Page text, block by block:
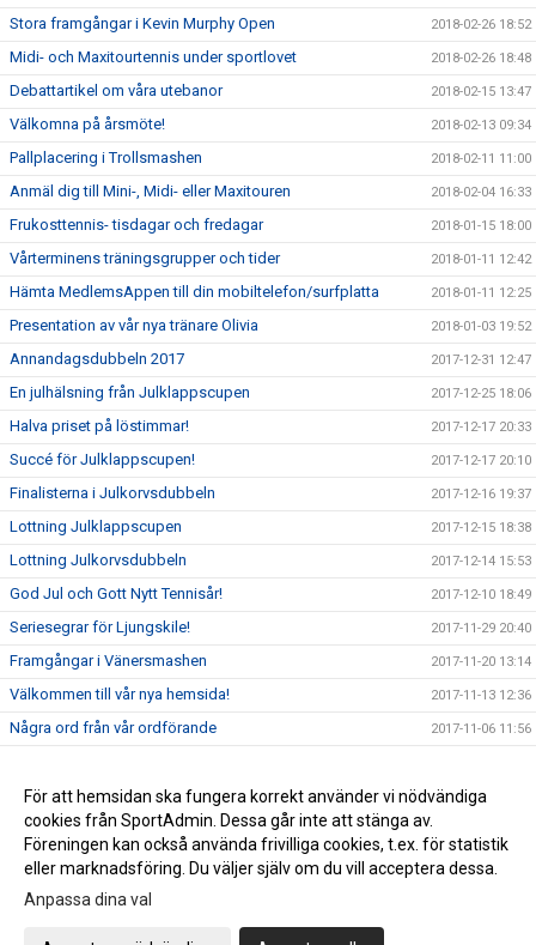
Stora framgångar i Kevin Murphy Open 2018-02-26 18:52
Midi- och Maxitourtennis under sportlovet 2018-02-26 18:48
Debattartikel om våra utebanor 2018-02-15 13:47
Välkomna på årsmöte! 2018-02-13 09:34
Pallplacering i Trollsmashen 2018-02-11 11:00
Anmäl dig till Mini-, Midi- eller Maxitouren 2018-02-04 16:33
Frukosttennis- tisdagar och fredagar 2018-01-15 18:00
Vårterminens träningsgrupper och tider 2018-01-11 12:42
Hämta MedlemsAppen till din mobiltelefon/surfplatta 2018-01-11 12:25
Presentation av vår nya tränare Olivia 2018-01-03 19:52
Annandagsdubbeln 2017 2017-12-31 12:47
En julhälsning från Julklappscupen 2017-12-25 18:06
Halva priset på löstimmar! 2017-12-17 20:33
Succé för Julklappscupen! 2017-12-17 20:10
Finalisterna i Julkorvsdubbeln 2017-12-16 19:37
Lottning Julklappscupen 2017-12-15 18:38
Lottning Julkorvsdubbeln 2017-12-14 15:53
God Jul och Gott Nytt Tennisår! 2017-12-10 18:49
Seriesegrar för Ljungskile! 2017-11-29 20:40
Framgångar i Vänersmashen 2017-11-20 13:14
Välkommen till vår nya hemsida! 2017-11-13 12:36
Några ord från vår ordförande 2017-11-06 11:56
Dags att anmäla sig till Julklappscupen 2017-11-04 13:46
Vill du börja spela tennis i Ljungskile Tennisförening? 2017-09-29 11:08
Gå till Webbversion
För att hemsidan ska fungera korrekt använder vi nödvändiga
cookies från SportAdmin. Dessa går inte att stänga av.
Föreningen kan också använda frivilliga cookies, t.ex. för statistik
eller marknadsföring. Du väljer själv om du vill acceptera dessa.
Anpassa dina val